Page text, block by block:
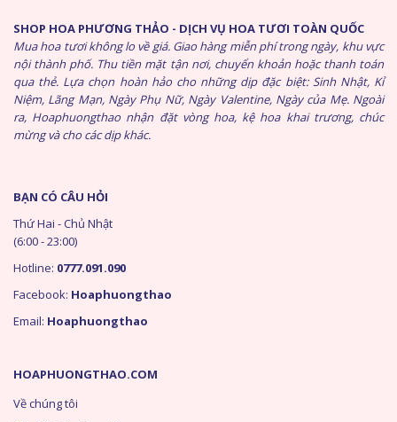
SHOP HOA PHƯƠNG THẢO - DỊCH VỤ HOA TƯƠI TOÀN QUỐC
Mua hoa tươi không lo về giá. Giao hàng miễn phí trong ngày, khu vực
nội thành phố. Thu tiền mặt tận nơi, chuyển khoản hoặc thanh toán
qua thẻ. Lựa chọn hoàn hảo cho những dịp đặc biệt: Sinh Nhật, Kỉ
Niệm, Lãng Mạn, Ngày Phụ Nữ, Ngày Valentine, Ngày của Mẹ. Ngoài
ra, Hoaphuongthao nhận đặt vòng hoa, kệ hoa khai trương, chúc
mừng và cho các dịp khác.
HOAPHUONGTHAO.COM
Về chúng tôi
BẠN CÓ CÂU HỎI
Thứ Hai - Chủ Nhật
(6:00 - 23:00)
Hotline: 0777.091.090
Facebook: Hoaphuongthao
Email: Hoaphuongthao